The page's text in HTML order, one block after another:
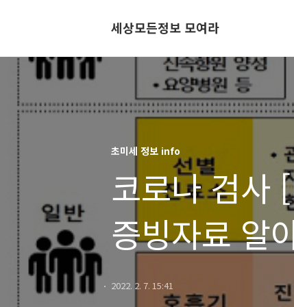
세상모든정보 모여라
초미세 정보 info
코로나 검사
증빙자료 알
2022. 2. 7. 15:41